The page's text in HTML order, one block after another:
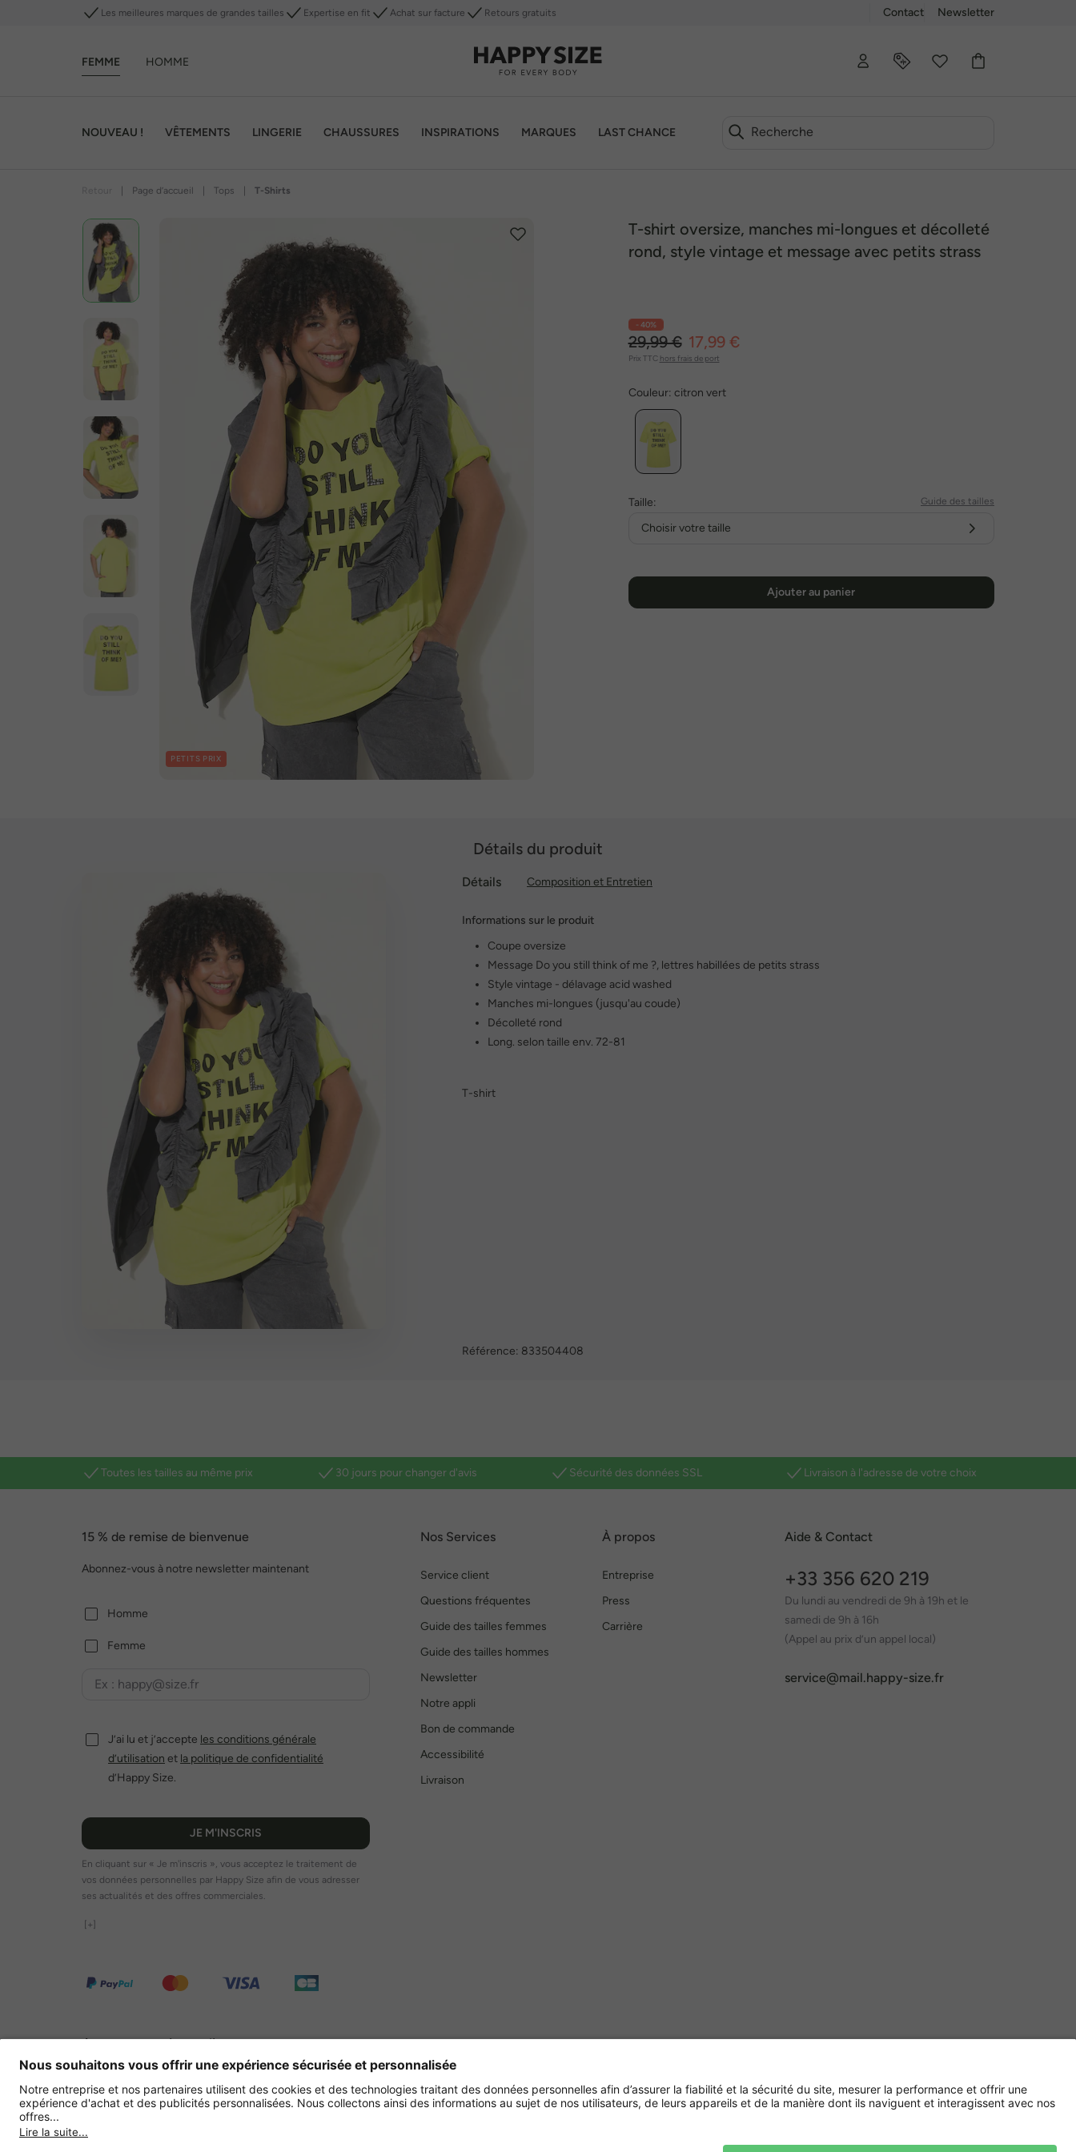
Les meilleures marques de grandes tailles Expertise en fit Achat sur facture Retours gratuits Contact Newsletter
FEMME HOMME
NOUVEAU ! VÊTEMENTS LINGERIE CHAUSSURES INSPIRATIONS MARQUES LAST CHANCE
Page d’accueil Tops T-Shirts
PETITS PRIX
T-shirt oversize, manches mi-longues et décolleté
rond, style vintage et message avec petits strass
- 40%
29,99 € 17,99 €
Prix TTC hors frais de port
Couleur: citron vert
Taille: Guide des tailles
Choisir votre taille
Ajouter au panier
Détails du produit
Détails Composition et Entretien
Informations sur le produit
Coupe oversize
Message Do you still think of me ?, lettres habillées de petits strass
Style vintage - délavage acid washed
Manches mi-longues (jusqu'au coude)
Décolleté rond
Long. selon taille env. 72-81
T-shirt
Référence: 833504408
Toutes les tailles au même prix 30 jours pour changer d'avis Sécurité des données SSL Livraison à l'adresse de votre choix
15 % de remise de bienvenue
Abonnez-vous à notre newsletter maintenant
Homme
Femme
J’ai lu et j’accepte les conditions générale
d’utilisation et la politique de confidentialité
d’Happy Size.
JE M'INSCRIS
En cliquant sur « Je m'inscris », vous acceptez le traitement de
vos données personnelles par Happy Size afin de vous adresser
ses actualités et des offres commerciales.
[+]
Nos Services
Service client
Questions fréquentes
Guide des tailles femmes
Guide des tailles hommes
Newsletter
Notre appli
Bon de commande
Accessibilité
Livraison
À propos
Entreprise
Press
Carrière
Aide & Contact
+33 356 620 219
Du lundi au vendredi de 9h à 19h et le
samedi de 9h à 16h
(Appel au prix d’un appel local)
service@mail.happy-size.fr
Autres magasins en ligne
Achetez en toute sécurité
avec :